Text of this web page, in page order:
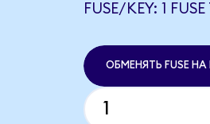
FUSE/KEY: 1
ОБМЕНЯТЬ FUSE НА